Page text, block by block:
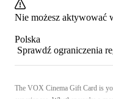
Nie możesz aktywować
Polska
Sprawdź ograniczenia
The VOX Cinema Gift Card is